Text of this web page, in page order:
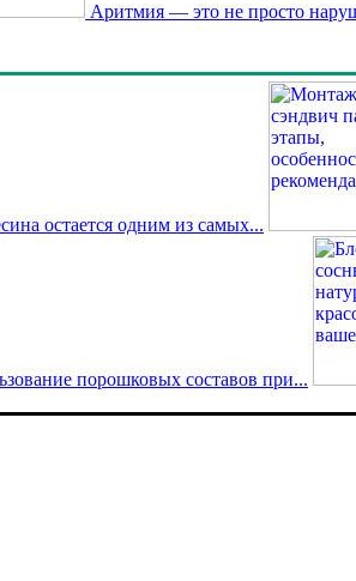
Аритмия — это не просто
остается одним из самых...
порошковых составов при...